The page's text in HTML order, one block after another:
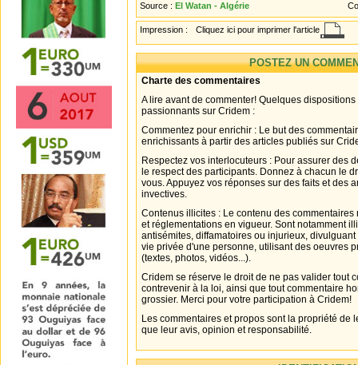
Source : El Watan - Algérie
Impression : Cliquez ici pour imprimer l'article
POSTEZ UN
Charte des commentaires
A lire avant de commenter! Quelques
passionnants sur Cridem :
Commentez pour enrichir : Le but des
enrichissants à partir des articles publiés sur
Respectez vos interlocuteurs : Pour assurer des
le respect des participants. Donnez à chacun le
vous. Appuyez vos réponses sur des faits et des
invectives.
Contenus illicites : Le contenu des
et réglementations en vigueur. Sont notamment
antisémites, diffamatoires ou injurieux,
vie privée d'une personne, utilisant des oeuvres
(textes, photos, vidéos...).
Cridem se réserve le droit de ne pas valider tout
contrevenir à la loi, ainsi que tout commentaire
grossier. Merci pour votre participation à Cridem!
Les commentaires et propos sont la propriété de
que leur avis, opinion et responsabilité.